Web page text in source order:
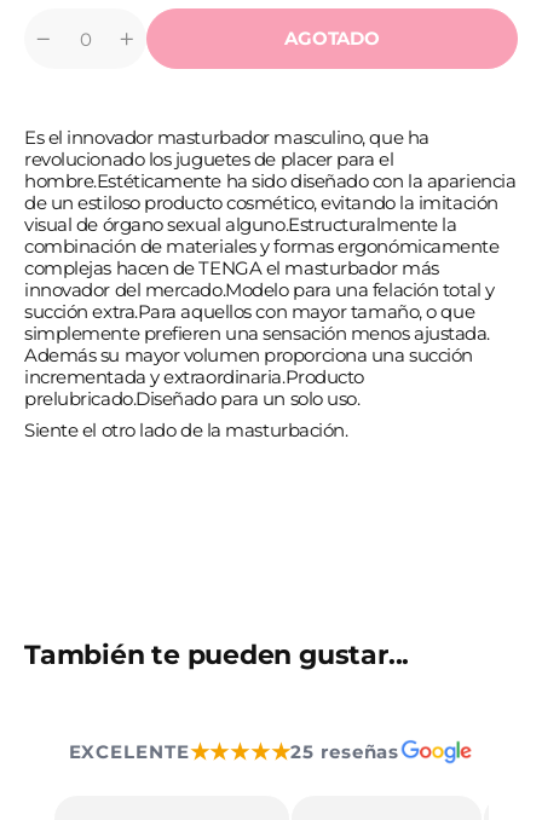
Reducir
U.S.
EXTRA
GRANDE
TUBO
BLANDO
Cantidad
Aumentar
cantidad
U.S.
EXTRA
GRANDE
TUBO
BLANDO
AGOTADO
Es el innovador masturbador masculino, que ha
revolucionado los juguetes de placer para el
hombre.Estéticamente ha sido diseñado con la apariencia
de un estiloso producto cosmético, evitando la imitación
visual de órgano sexual alguno.Estructuralmente la
combinación de materiales y formas ergonómicamente
complejas hacen de TENGA el masturbador más
innovador del mercado.Modelo para una felación total y
succión extra.Para aquellos con mayor tamaño, o que
simplemente prefieren una sensación menos ajustada.
Además su mayor volumen proporciona una succión
incrementada y extraordinaria.Producto
prelubricado.Diseñado para un solo uso.
Siente el otro lado de la masturbación.
También te pueden gustar...
EXCELENTE★★★★★25 reseñas